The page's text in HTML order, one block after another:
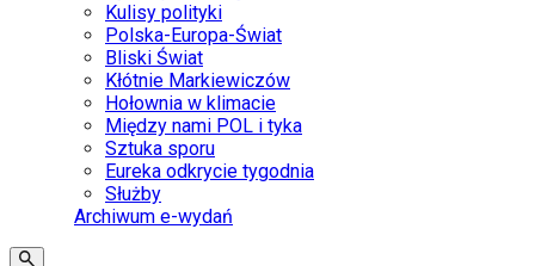
Kulisy polityki
Polska-Europa-Świat
Bliski Świat
Kłótnie Markiewiczów
Hołownia w klimacie
Między nami POL i tyka
Sztuka sporu
Eureka odkrycie tygodnia
Służby
Archiwum e-wydań